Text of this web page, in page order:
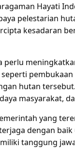
Hayati
pelestarian
kesadaran
perlu
hutan
masyarakat,
yang
dengan
tanggung